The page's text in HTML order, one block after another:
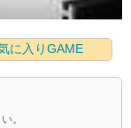
に入りGAME
。